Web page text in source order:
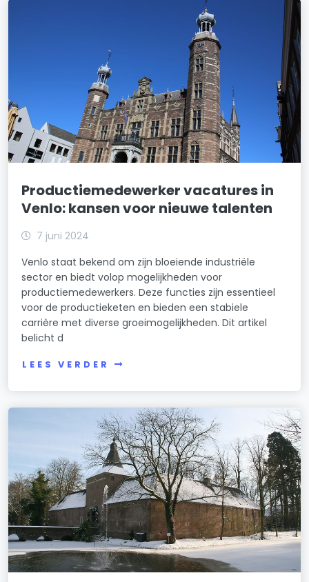
Productiemedewerker vacatures in
Venlo: kansen voor nieuwe talenten
7 juni 2024
Venlo staat bekend om zijn bloeiende industriële
sector en biedt volop mogelijkheden voor
productiemedewerkers. Deze functies zijn essentieel
voor de productieketen en bieden een stabiele
carrière met diverse groeimogelijkheden. Dit artikel
belicht d
LEES VERDER